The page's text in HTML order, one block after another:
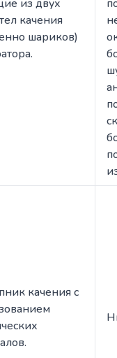
из двух
качения
шариков)
качения с